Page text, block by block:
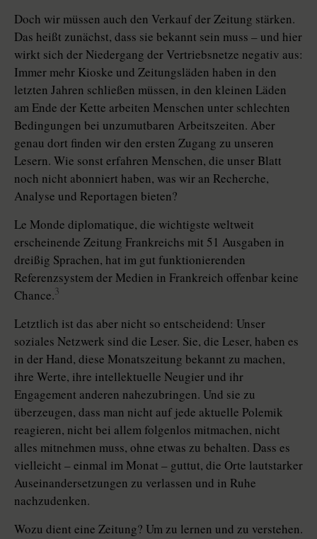
Doch wir müssen auch den Verkauf der Zeitung stärken.
Das heißt zunächst, dass sie bekannt sein muss – und hier
wirkt sich der Niedergang der Vertriebsnetze negativ aus:
Immer mehr Kioske und Zeitungsläden haben in den
letzten Jahren schließen müssen, in den kleinen Läden
am Ende der Kette arbeiten Menschen unter schlechten
Bedingungen bei unzumutbaren Arbeitszeiten. Aber
genau dort finden wir den ersten Zugang zu unseren
Lesern. Wie sonst erfahren Menschen, die unser Blatt
noch nicht abonniert haben, was wir an Recherche,
Analyse und Reportagen bieten?
Le Monde diplomatique, die wichtigste weltweit
erscheinende Zeitung Frankreichs mit 51 Ausgaben in
dreißig Sprachen, hat im gut funktionierenden
Referenzsystem der Medien in Frankreich offenbar keine
Chance.3
Letztlich ist das aber nicht so entscheidend: Unser
soziales Netzwerk sind die Leser. Sie, die Leser, haben es
in der Hand, diese Monatszeitung bekannt zu machen,
ihre Werte, ihre intellektuelle Neugier und ihr
Engagement anderen nahezubringen. Und sie zu
überzeugen, dass man nicht auf jede aktuelle Polemik
reagieren, nicht bei allem folgenlos mitmachen, nicht
alles mitnehmen muss, ohne etwas zu behalten. Dass es
vielleicht – einmal im Monat – guttut, die Orte lautstarker
Auseinandersetzungen zu verlassen und in Ruhe
nachzudenken.
Wozu dient eine Zeitung? Um zu lernen und zu verstehen.